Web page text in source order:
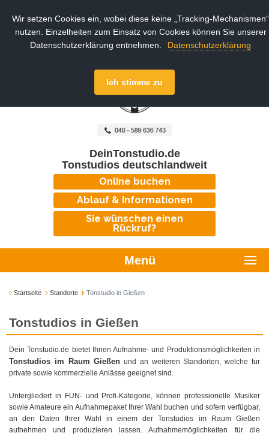
Wir setzen Cookies ein, wobei diese keine „Tracking-Mechanismen“
nutzen. Einzelheiten zum Einsatz von Cookies können Sie unserer
Datenschutzerklärung entnehmen.
Datenschutzerklärung
Ich stimme zu
DeinTonstudio.de
Tonstudios deutschlandweit
Online buchen
Ablauf & Informationen
Sie wünschen einen
Rückruf?
Menü
Startseite Standorte Tonstudio in Gießen
Tonstudios in Gießen
Dein Tonstudio.de bietet Ihnen Aufnahme- und Produktionsmöglichkeiten in
Tonstudios im Raum Gießen und an weiteren Standorten, welche für
private sowie kommerzielle Anlässe geeignet sind.
Untergliedert in FUN- und Profi-Kategorie, können professionelle Musiker
sowie Amateure ein Aufnahmepaket Ihrer Wahl buchen und sofern verfügbar,
an den Daten Ihrer Wahl in einem der Tonstudios im Raum Gießen
aufnehmen und produzieren lassen. Aufnahmemöglichkeiten für die